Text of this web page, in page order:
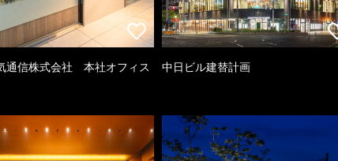
通信株式会社 本社オフィス 中日ビル建替計画